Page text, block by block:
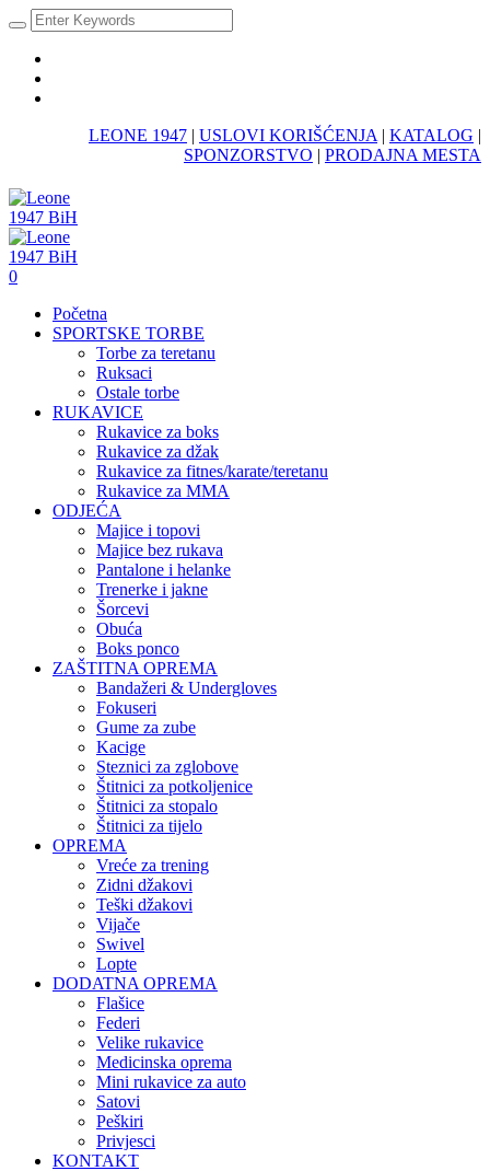
LEONE 1947 | USLOVI KORIŠĆENJA | KATALOG |
SPONZORSTVO | PRODAJNA MESTA
0
Početna
SPORTSKE TORBE
Torbe za teretanu
Ruksaci
Ostale torbe
RUKAVICE
Rukavice za boks
Rukavice za džak
Rukavice za fitnes/karate/teretanu
Rukavice za MMA
ODJEĆA
Majice i topovi
Majice bez rukava
Pantalone i helanke
Trenerke i jakne
Šorcevi
Obuća
Boks ponco
ZAŠTITNA OPREMA
Bandažeri & Undergloves
Fokuseri
Gume za zube
Kacige
Steznici za zglobove
Štitnici za potkoljenice
Štitnici za stopalo
Štitnici za tijelo
OPREMA
Vreće za trening
Zidni džakovi
Teški džakovi
Vijače
Swivel
Lopte
DODATNA OPREMA
Flašice
Federi
Velike rukavice
Medicinska oprema
Mini rukavice za auto
Satovi
Peškiri
Privjesci
KONTAKT